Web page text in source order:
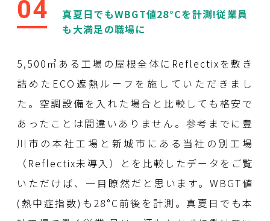
04
真夏日でもWBGT値28°Cを計測!従業員
も大満足の職場に
5,500㎡ある工場の屋根全体にReflectixを敷き
詰めたECO遮熱ルーフを施していただきまし
た。空調設備を入れた場合と比較しても格安で
あったことは間違いありません。参考までに豊
川市の本社工場と新城市にある当社の別工場
（Reflectix未導入）とを比較したデータをご覧
いただけば、一目瞭然だと思います。WBGT値
(熱中症指数)も28°C前後を計測。真夏日でも本